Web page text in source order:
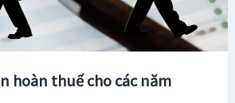
hoàn thuế cho các năm